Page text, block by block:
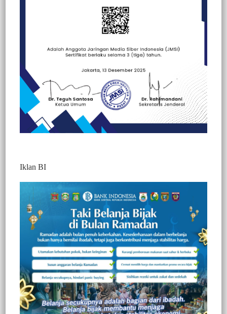
Berita Video : Sempat Tertunda, Proyek
Air Bersih Tahun 2024 di Wulai Jadi
Sorotan Langsung Dikerja Cepat, Ada
Apa?
Redaksi Jurnaltivi
0 Min Baca
Selasa, 2 September 2025
502
Iklan BI